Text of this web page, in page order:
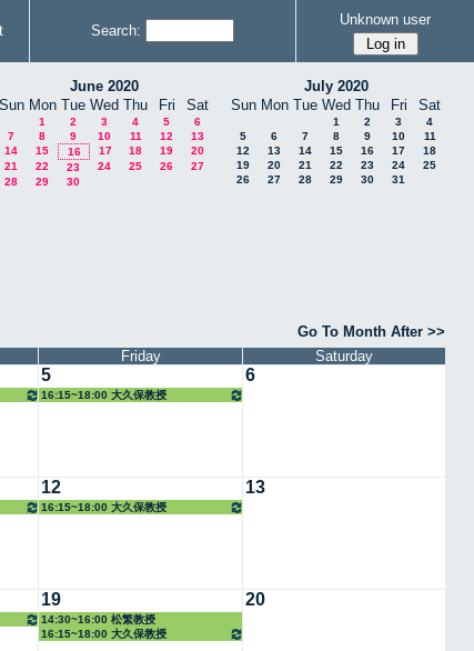
Search:
Unknown user
June 2020
Sun Mon Tue Wed Thu Fri Sat
1 2 3 4 5
6
7
8 9 10 11 12
13
14
15 16 17 18 19
20
21
22 23 24 25 26
27
28
29 30
July 2020
Sun Mon Tue Wed Thu Fri Sat
1 2 3
4
5
6 7 8 9 10
11
12
13 14 15 16 17
18
19
20 21 22 23 24
25
26
27 28 29 30 31
Go To Month After >>
Friday Saturday
5
16:15~18:00 大久保教授
6
12
16:15~18:00 大久保教授
13
19
14:30~16:00 松繁教授
16:15~18:00 大久保教授
20